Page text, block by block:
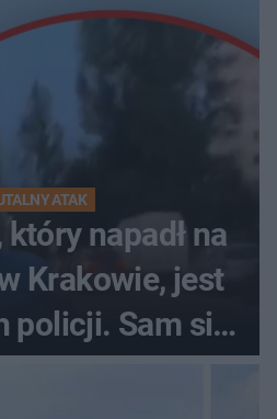
ATAK
napadł na
Krakowie, jest
policji. Sam się